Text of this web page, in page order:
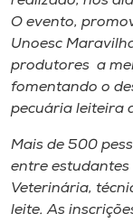
Museu
Unoesc
Store
Selecione
o idioma
O evento,
Unoesc
produtores a
fomentando o
pecuária leiteira
Mais de 500
entre
Veterinária,
leite. As